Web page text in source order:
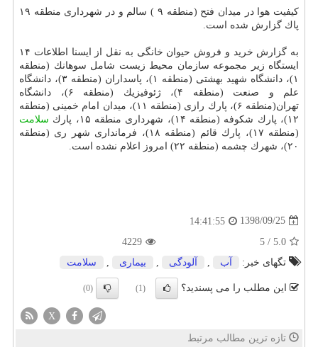
كیفیت هوا در میدان فتح (منطقه ۹ ) سالم و در شهرداری منطقه ۱۹
پاك گزارش شده است.
به گزارش خرید و فروش حیوان خانگی به نقل از ایسنا اطلاعات ۱۴
ایستگاه زیر مجموعه سازمان محیط زیست شامل سوهانك (منطقه
۱)، دانشگاه شهید بهشتی (منطقه ۱)، پاسداران (منطقه ۳)، دانشگاه
علم و صنعت (منطقه ۴)، ژئوفیزیك (منطقه ۶)، دانشگاه
تهران(منطقه ۶)، پارك رازی (منطقه ۱۱)، میدان امام خمینی (منطقه
۱۲)، پارك شكوفه (منطقه ۱۴)، شهرداری منطقه ۱۵، پارك
سلامت
(منطقه ۱۷)، پارك قائم (منطقه ۱۸)، فرمانداری شهر ری (منطقه
۲۰)، شهرك چشمه (منطقه ۲۲) امروز اعلام نشده است.
1398/09/25
14:41:55
5.0
/
5
4229
تگهای خبر:
آب آلودگی بیماری سلامت
این مطلب را می پسندید؟ (1)
(0)
X
تازه ترین مطالب مرتبط